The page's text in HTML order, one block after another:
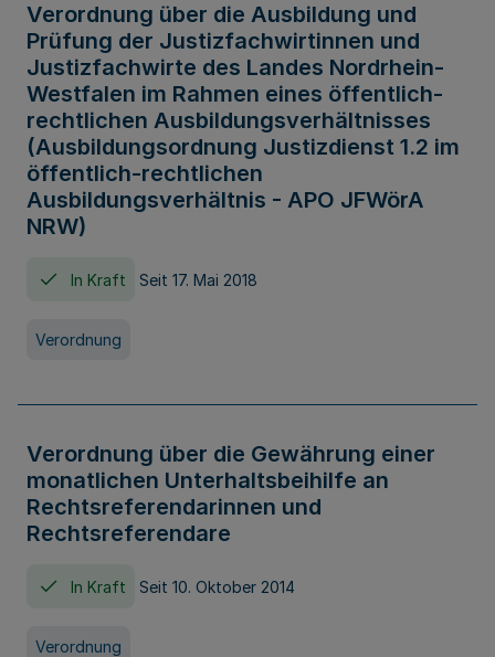
Verordnung über die Ausbildung und
Prüfung der Justizfachwirtinnen und
Justizfachwirte des Landes Nordrhein-
Westfalen im Rahmen eines öffentlich-
rechtlichen Ausbildungsverhältnisses
(Ausbildungsordnung Justizdienst 1.2 im
öffentlich-rechtlichen
Ausbildungsverhältnis - APO JFWörA
NRW)
In Kraft Seit 17. Mai 2018
Verordnung
Verordnung über die Gewährung einer
monatlichen Unterhaltsbeihilfe an
Rechtsreferendarinnen und
Rechtsreferendare
In Kraft Seit 10. Oktober 2014
Verordnung